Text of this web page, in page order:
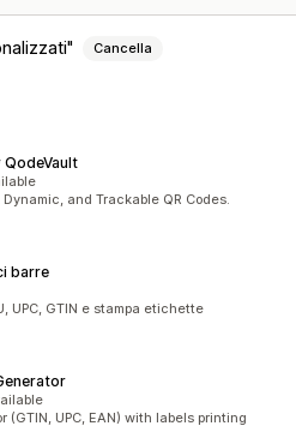
Cancella
QodeVault
and Trackable QR Codes.
barre
UPC, GTIN e stampa etichette
(GTIN, UPC, EAN) with labels printing